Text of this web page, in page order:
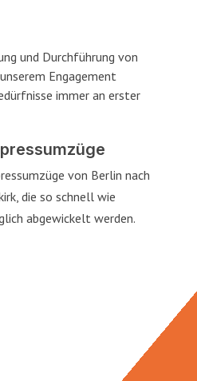
und Durchführung von
Engagement
immer an erster
von Berlin nach
die so schnell wie
abgewickelt werden.